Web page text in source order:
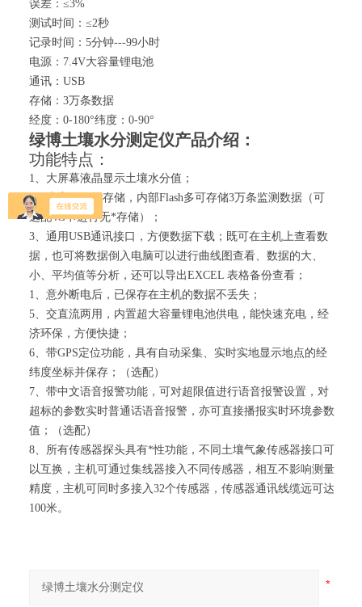
误差：≤3%
测试时间：≤2秒
记录时间：5分钟---99小时
电源：7.4V大容量锂电池
通讯：USB
存储：3万条数据
经度：0-180°纬度：0-90°
绿博土壤水分测定仪产品介绍：
功能特点：
1、大屏幕液晶显示土壤水分值；
2、大容量数据存储，内部Flash多可存储3万条监测数据（可
选配4G卡进行无*存储）；
3、通用USB通讯接口，方便数据下载；既可在主机上查看数
据，也可将数据倒入电脑可以进行曲线图查看、数据的大、
小、平均值等分析，还可以导出EXCEL 表格备份查看；
1、意外断电后，已保存在主机的数据不丢失；
5、交直流两用，内置超大容量锂电池供电，能快速充电，经
济环保，方便快捷；
6、带GPS定位功能，具有自动采集、实时实地显示地点的经
纬度坐标并保存；（选配）
7、带中文语音报警功能，可对超限值进行语音报警设置，对
超标的参数实时普通话语音报警，亦可直接播报实时环境参数
值；（选配）
8、所有传感器探头具有*性功能，不同土壤气象传感器接口可
以互换，主机可通过集线器接入不同传感器，相互不影响测量
精度，主机可同时多接入32个传感器，传感器通讯线缆远可达
100米。